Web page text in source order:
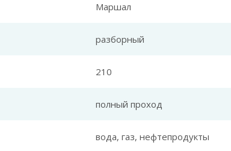
Маршал
разборный
210
полный проход
вода, газ, нефтепродукты